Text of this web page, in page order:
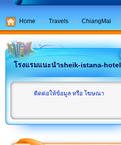
Home Travels ChiangMai
โรงแรมแนะนำsheik-istana-hotel
ติดต่อให้ข้อมูล หรือ โฆษณา